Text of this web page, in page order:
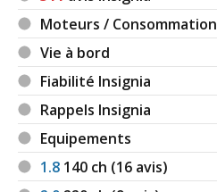
Moteurs / Consommation
Vie à bord
Fiabilité Insignia
Rappels Insignia
Equipements
1.8 140 ch (16 avis)